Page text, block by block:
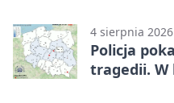
4 sierpnia 2026
Policja
tragedii. W